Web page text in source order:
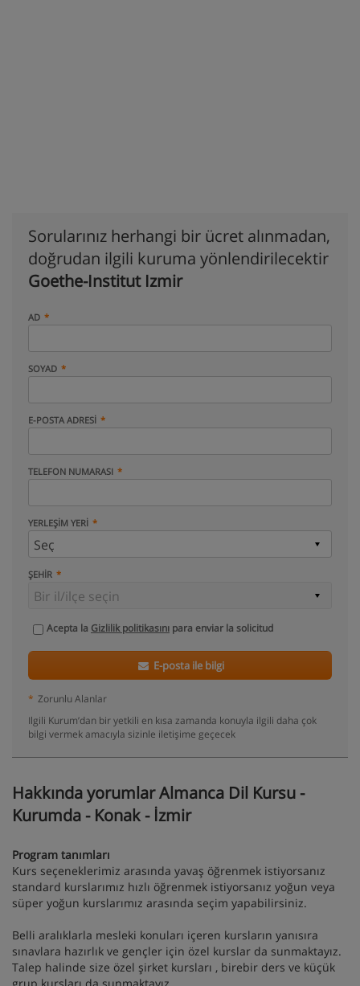
Sorularınız herhangi bir ücret alınmadan,
doğrudan ilgili kuruma yönlendirilecektir
Goethe-Institut Izmir
AD
SOYAD
E-POSTA ADRESI
TELEFON NUMARASI
YERLEŞIM YERI
ŞEHIR
Acepta la Gizlilik politikasını para enviar la solicitud
E-posta ile bilgi
* Zorunlu Alanlar
Ilgili Kurum’dan bir yetkili en kısa zamanda konuyla ilgili daha çok
bilgi vermek amacıyla sizinle iletişime geçecek
Hakkında yorumlar Almanca Dil Kursu -
Kurumda - Konak - İzmir
Program tanımları
Kurs seçeneklerimiz arasında yavaş öğrenmek istiyorsanız
standard kurslarımız hızlı öğrenmek istiyorsanız yoğun veya
süper yoğun kurslarımız arasında seçim yapabilirsiniz.
Belli aralıklarla mesleki konuları içeren kursların yanısıra
sınavlara hazırlık ve gençler için özel kurslar da sunmaktayız.
Talep halinde size özel şirket kursları , birebir ders ve küçük